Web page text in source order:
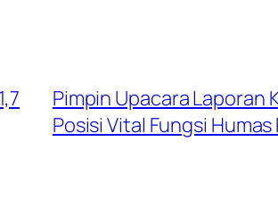
Pimpin Upacara Laporan
Posisi Vital Fungsi Humas